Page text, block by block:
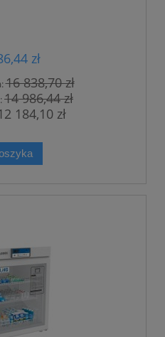
zł
16 838,70 zł
14 986,44 zł
184,10 zł